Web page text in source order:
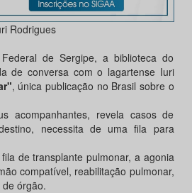
Rodrigues
de Sergipe, a biblioteca do
de conversa com o lagartense Iuri
, única publicação no Brasil sobre o
acompanhantes, revela casos de
necessita de uma fila para
de transplante pulmonar, a agonia
compatível, reabilitação pulmonar,
órgão.